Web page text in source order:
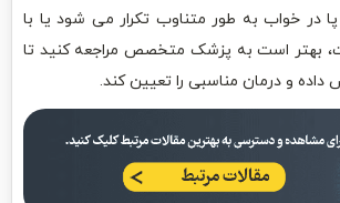
در خواب به طور متناوب تکرار می شود یا با
بهتر است به پزشک متخصص مراجعه کنید تا
و درمان مناسبی را تعیین کند.